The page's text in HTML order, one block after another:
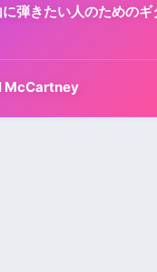
弾きたい人のためのギ
McCartney